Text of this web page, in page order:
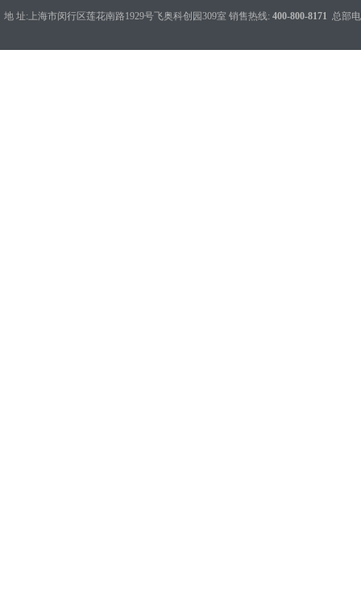
地 址:上海市闵行区莲花南路1929号飞奥科创园309室 销售热线: 400-800-8171 总部